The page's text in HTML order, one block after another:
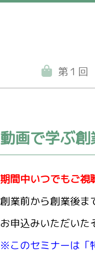
第１回
動画で学ぶ
期間中いつでもご視
創業前から創業後ま
お申込みいただいた
※このセミナーは「